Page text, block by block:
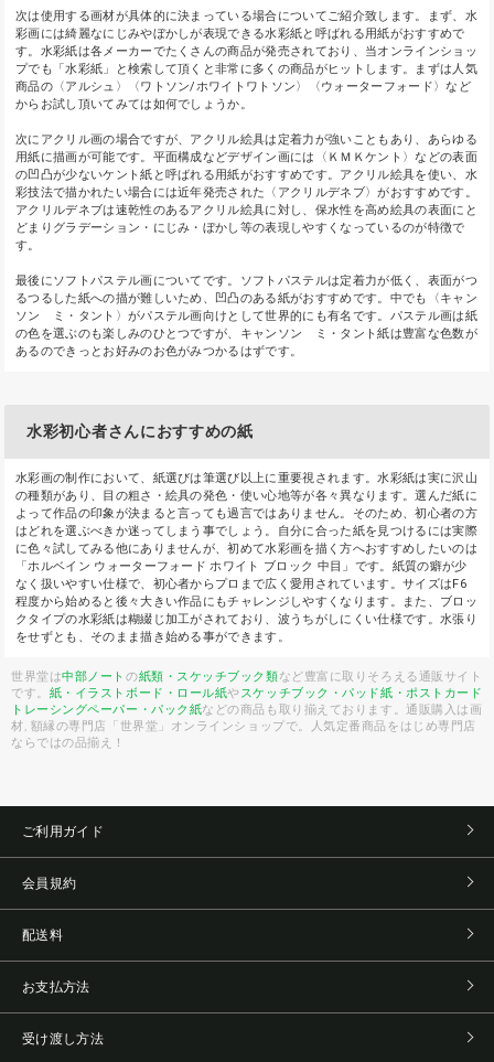
次は使用する画材が具体的に決まっている場合についてご紹介致します。まず、水
彩画には綺麗なにじみやぼかしが表現できる水彩紙と呼ばれる用紙がおすすめで
す。水彩紙は各メーカーでたくさんの商品が発売されており、当オンラインショッ
プでも「水彩紙」と検索して頂くと非常に多くの商品がヒットします。まずは人気
商品の〈アルシュ〉〈ワトソン/ホワイトワトソン〉〈ウォーターフォード〉など
からお試し頂いてみては如何でしょうか。
次にアクリル画の場合ですが、アクリル絵具は定着力が強いこともあり、あらゆる
用紙に描画が可能です。平面構成などデザイン画には〈ＫＭＫケント〉などの表面
の凹凸が少ないケント紙と呼ばれる用紙がおすすめです。アクリル絵具を使い、水
彩技法で描かれたい場合には近年発売された〈アクリルデネブ〉がおすすめです。
アクリルデネブは速乾性のあるアクリル絵具に対し、保水性を高め絵具の表面にと
どまりグラデーション・にじみ・ぼかし等の表現しやすくなっているのが特徴で
す。
最後にソフトパステル画についてです。ソフトパステルは定着力が低く、表面がつ
るつるした紙への描が難しいため、凹凸のある紙がおすすめです。中でも〈キャン
ソン ミ・タント〉がパステル画向けとして世界的にも有名です。パステル画は紙
の色を選ぶのも楽しみのひとつですが、キャンソン ミ・タント紙は豊富な色数が
あるのできっとお好みのお色がみつかるはずです。
水彩初心者さんにおすすめの紙
水彩画の制作において、紙選びは筆選び以上に重要視されます。水彩紙は実に沢山
の種類があり、目の粗さ・絵具の発色・使い心地等が各々異なります。選んだ紙に
よって作品の印象が決まると言っても過言ではありません。そのため、初心者の方
はどれを選ぶべきか迷ってしまう事でしょう。自分に合った紙を見つけるには実際
に色々試してみる他にありませんが、初めて水彩画を描く方へおすすめしたいのは
「ホルベイン ウォーターフォード ホワイト ブロック 中目」です。紙質の癖が少
なく扱いやすい仕様で、初心者からプロまで広く愛用されています。サイズはF6
程度から始めると後々大きい作品にもチャレンジしやすくなります。また、ブロッ
クタイプの水彩紙は糊綴じ加工がされており、波うちがしにくい仕様です。水張り
をせずとも、そのまま描き始める事ができます。
世界堂は中部ノート の紙類・スケッチブック類など豊富に取りそろえる通販サイト
です。 紙・イラストボード・ロール紙やスケッチブック・パッド紙・ポストカード
トレーシングペーパー・パック紙などの商品も取り揃えております。通販購入は画
材, 額縁の専門店「世界堂」オンラインショップで。人気定番商品をはじめ専門店
ならではの品揃え！
ご利用ガイド
会員規約
配送料
お支払方法
受け渡し方法